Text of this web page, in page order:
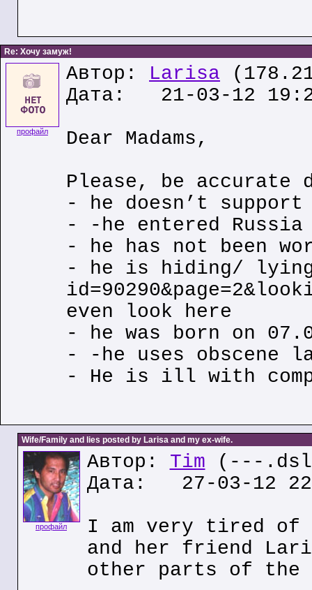
Re: Хочу замуж!
профайл
Автор: Larisa
Дата: 21-03-12
Dear Madams,
Please, be accurate
- he doesn’t
- -he entered
- he has not been
- he is hiding/ lying
even look here
- he was born on
- -he uses obscene
- He is ill with
Wife/Family and lies posted by Larisa and my ex-wife.
профайл
Автор: Tim (---
Дата: 27-03-12
I am very tired of
and her friend
other parts of the